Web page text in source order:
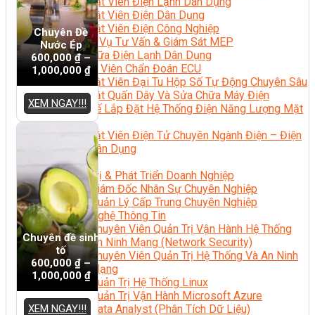
Kỹ Thuật Viên Điện Dân Dụng
Kỹ Thuật Viên Điện Công Nghiệp
Nghiệp Vụ Tư Vấn & Giám Sát MEP
Sửa Chữa Điện Lạnh Dân Dụng
Chuyên Viên Chẩn Đoán ECU
Kỹ Thuật Viên Đại Tu Hộp Số Tự Động Chuyên Sâu
Kỹ Thuật Quấn Dây Và Sửa Chữa Máy Điện
Thiết Kế Lắp Đặt Hệ Thống Điện Năng Lượng Mặt
Trời
Kỹ Thuật Viên Điện Tử Chuyên Ngành Điện – Điện
Lạnh Dân Dụng
Ngành Khác
Quản Trị & Phát Triển Doanh Nghiệp
Giám Đốc Nhân Sự Chuyên Nghiệp
Quản Lý Cấp Trung Chuyên Nghiệp
Công Nghệ Thông Tin
Chuyên Viên Quản Trị Vận Hành Hệ Thống
An Ninh Mạng (Network Security)
Chuyên Viên Quản Trị Hệ Thống Và An Ninh
Mạng
Quản Trị Hệ Thống Linux
Quản Trị Vận Hành Microsoft Azure
Data Analyst (Phân Tích Dữ Liệu)
Chuyên Đề
Nước Ép
600,000₫–
1,000,000 ₫
XEM NGAY!!!
Chuyên đề sinh
tố
600,000₫–
1,000,000 ₫
XEM NGAY!!!